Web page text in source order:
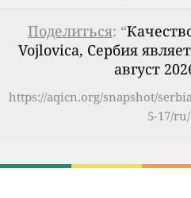
Поделиться: “
Vojlovica, Сербия
август
https://aqicn.org/snapshot/
5-17/